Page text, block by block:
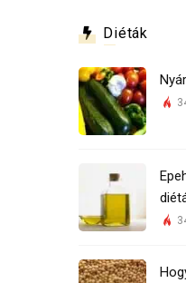
Diéták